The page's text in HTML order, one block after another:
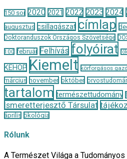
150 sor 2020 2021 2022 2023 2024
augusztus csillagászat címlap
Doktoranduszok Országos Szövetsége
100 február Felhívás folyóirat
KEHOP Kiemelt körforgásos
március november október
tartalom természettudomány
Ismeretterjesztő Társulat
április ökológia
Rólunk
A Természet Világa a